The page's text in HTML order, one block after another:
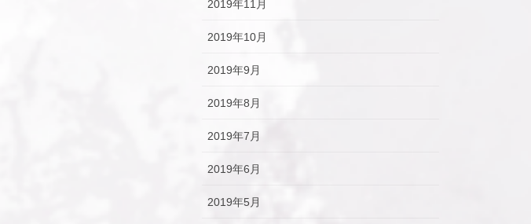
2019年11月
2019年10月
2019年9月
2019年8月
2019年7月
2019年6月
2019年5月